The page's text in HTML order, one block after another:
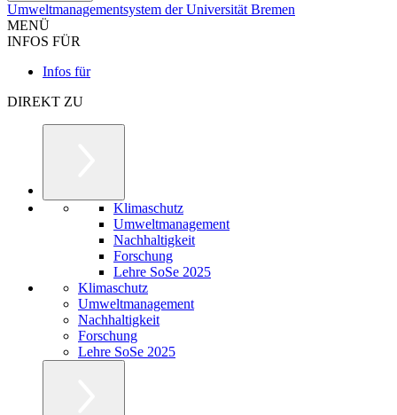
Umweltmanagementsystem der Universität Bremen
MENÜ
INFOS FÜR
Infos für
DIREKT ZU
Klimaschutz
Umweltmanagement
Nachhaltigkeit
Forschung
Lehre SoSe 2025
Klimaschutz
Umweltmanagement
Nachhaltigkeit
Forschung
Lehre SoSe 2025